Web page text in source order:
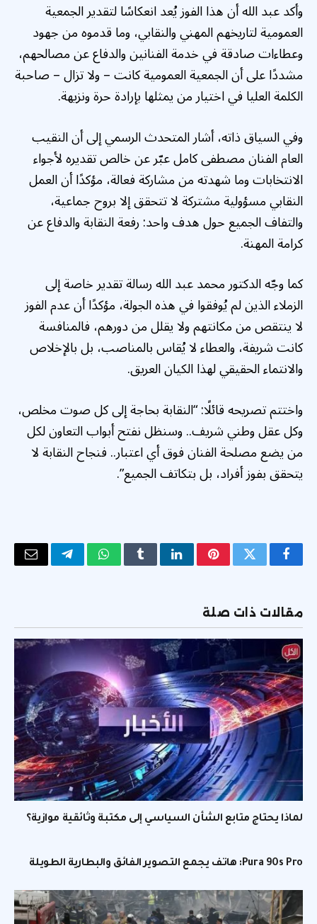
وأكد عبد الله أن هذا الفوز يُعد انعكاسًا لتقدير الجمعية
العمومية لتاريخهم المهني والنقابي، وما قدموه من جهود
وعطاءات صادقة في خدمة الفنانين والدفاع عن مصالحهم،
مشددًا على أن الجمعية العمومية كانت – ولا تزال – صاحبة
الكلمة العليا في اختيار من يمثلها بإرادة حرة ونزيهة.
وفي السياق ذاته، أشار المتحدث الرسمي إلى أن النقيب
العام الفنان مصطفى كامل عبّر عن خالص تقديره لأجواء
الانتخابات وما شهدته من مشاركة فعالة، مؤكدًا أن العمل
النقابي مسؤولية مشتركة لا تتحقق إلا بروح جماعية،
والتفاف الجميع حول هدف واحد: رفعة النقابة والدفاع عن
كرامة المهنة.
كما وجّه الدكتور محمد عبد الله رسالة تقدير خاصة إلى
الزملاء الذين لم يُوفقوا في هذه الجولة، مؤكدًا أن عدم الفوز
لا ينتقص من مكانتهم ولا يقلل من دورهم، فالمنافسة
كانت شريفة، والعطاء لا يُقاس بالمناصب، بل بالإخلاص
والانتماء الحقيقي لهذا الكيان العريق.
واختتم تصريحه قائلًا: “النقابة بحاجة إلى كل صوت مخلص،
وكل عقل وطني شريف.. وسنظل نفتح أبواب التعاون لكل
من يضع مصلحة الفنان فوق أي اعتبار.. فنجاح النقابة لا
يتحقق بفوز أفراد، بل بتكاتف الجميع”.
فيسبوكتويتر بينتيريستلينكدإنTumblrواتسابتيلقرامالبريد
مقالات ذات صلة
لماذا يحتاج متابع الشأن السياسي إلى مكتبة وثائقية موازية؟
Pura 90s Pro: هاتف يجمع التصوير الفائق والبطارية الطويلة